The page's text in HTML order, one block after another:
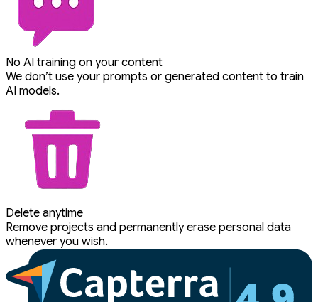
No AI training on your content
We don’t use your prompts or generated content to train
AI models.
Delete anytime
Remove projects and permanently erase personal data
whenever you wish.